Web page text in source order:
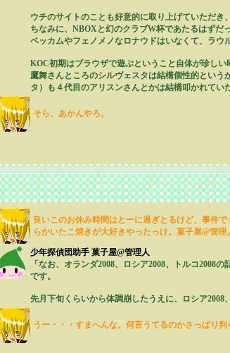
ウチのサイトのことも好意的に取り上げていただき
ちなみに、NBOXと幻のクラブW杯であたるはずだ
ベッカムやフェノメノなロナウドはいなくて、ラウ
KOC初期はブラウザで遊ぶということ自体が珍し
鷹舞さんところのシルヴェスタは結構個性的とい
タ）も４代目のアリスンさんとかは結構叩かれてい
そら、あかんやろ。
良いこのお休み時間はとーに過ぎとるけど、事件
らかいたこ焼きが大好きやったっけ。菓子屋@管
少年探偵団助手 菓子屋@管理人
「なお、オランダ2008、ロシア2008、トルコ2008
です。
先月下旬くらいから体調崩したうえに、ロシア2008
うー・・・すまへんな。何言うてるのかさっぱり判